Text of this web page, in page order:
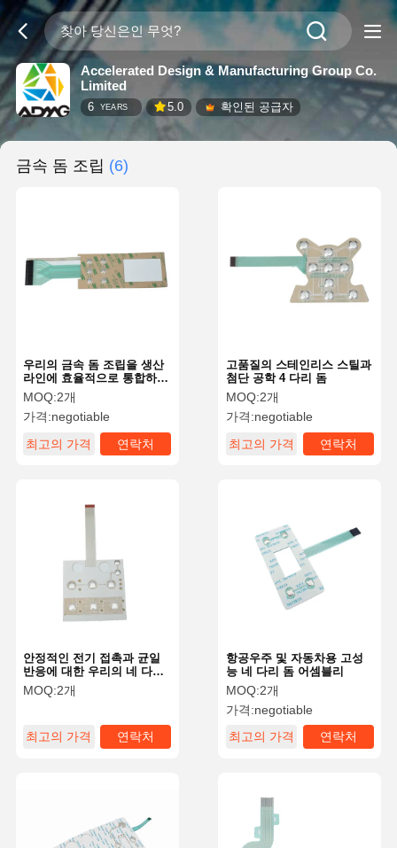
Accelerated Design & Manufacturing Group Co.
Limited
6 YEARS 5.0 확인된 공급자
금속 돔 조립 (6)
우리의 금속 돔 조립을 생산
라인에 효율적으로 통합하십
시오
MOQ:2개
가격:negotiable
최고의 가격
연락처
고품질의 스테인리스 스틸과
첨단 공학 4 다리 돔
MOQ:2개
가격:negotiable
최고의 가격
연락처
안정적인 전기 접촉과 균일
반응에 대한 우리의 네 다리
돔을 선택
MOQ:2개
최고의 가격 연락처
항공우주 및 자동차용 고성
능 네 다리 돔 어셈블리
MOQ:2개
가격:negotiable
최고의 가격
연락처